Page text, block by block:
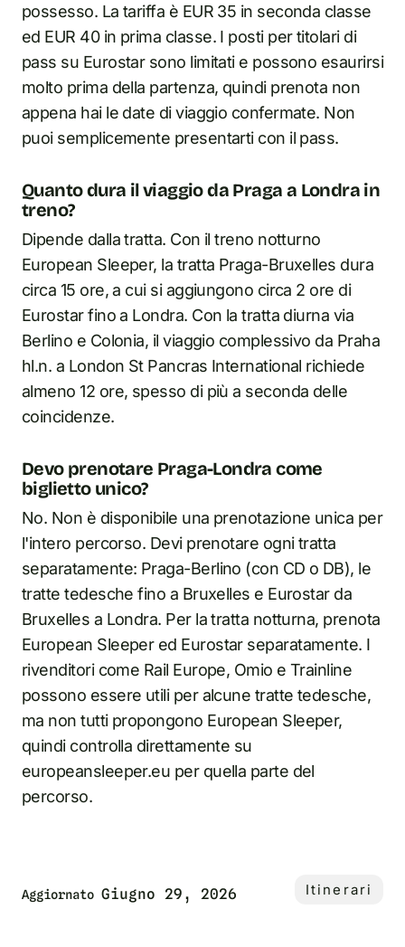
possesso. La tariffa è EUR 35 in seconda classe
ed EUR 40 in prima classe. I posti per titolari di
pass su Eurostar sono limitati e possono esaurirsi
molto prima della partenza, quindi prenota non
appena hai le date di viaggio confermate. Non
puoi semplicemente presentarti con il pass.
Quanto dura il viaggio da Praga a Londra in
treno?
Dipende dalla tratta. Con il treno notturno
European Sleeper, la tratta Praga-Bruxelles dura
circa 15 ore, a cui si aggiungono circa 2 ore di
Eurostar fino a Londra. Con la tratta diurna via
Berlino e Colonia, il viaggio complessivo da Praha
hl.n. a London St Pancras International richiede
almeno 12 ore, spesso di più a seconda delle
coincidenze.
Devo prenotare Praga-Londra come
biglietto unico?
No. Non è disponibile una prenotazione unica per
l'intero percorso. Devi prenotare ogni tratta
separatamente: Praga-Berlino (con CD o DB), le
tratte tedesche fino a Bruxelles e Eurostar da
Bruxelles a Londra. Per la tratta notturna, prenota
European Sleeper ed Eurostar separatamente. I
rivenditori come Rail Europe, Omio e Trainline
possono essere utili per alcune tratte tedesche,
ma non tutti propongono European Sleeper,
quindi controlla direttamente su
europeansleeper.eu per quella parte del
percorso.
Aggiornato Giugno 29, 2026 Itinerari